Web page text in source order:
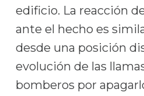
edificio. La reacción
ante el hecho es
desde una posición
evolución de las
bomberos por